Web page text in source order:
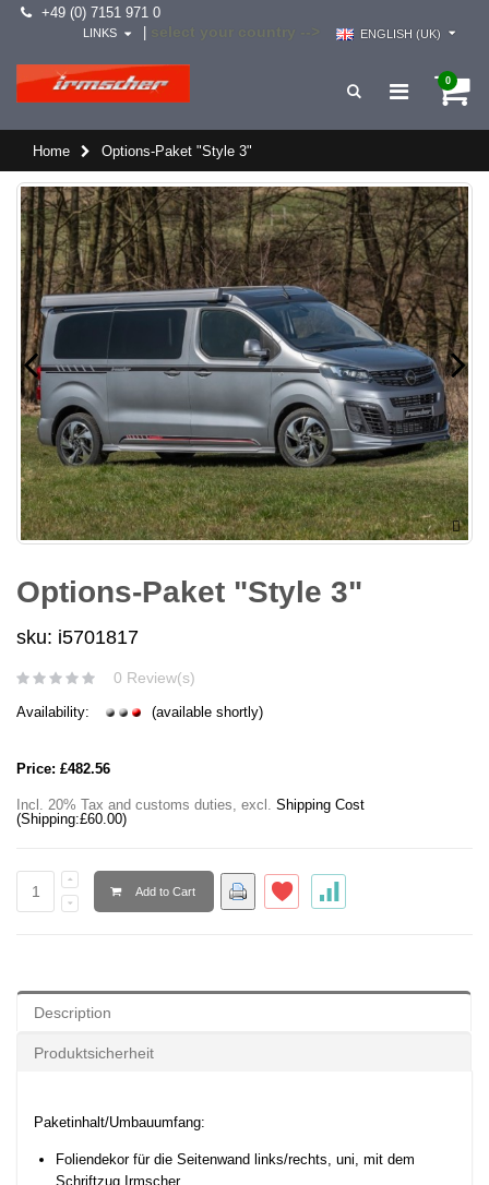
+49 (0) 7151 971 0
ENGLISH (UK)
LINKS
0
Home Options-Paket "Style 3"
Options-Paket "Style 3"
sku: i5701817
0 Review(s)
Availability: (available shortly)
Price: £482.56
Incl. 20% Tax and customs duties, excl. Shipping Cost
(Shipping:£60.00)
Add to Cart
Description
Produktsicherheit
Paketinhalt/Umbauumfang:
Foliendekor für die Seitenwand links/rechts, uni, mit dem
Schriftzug Irmscher